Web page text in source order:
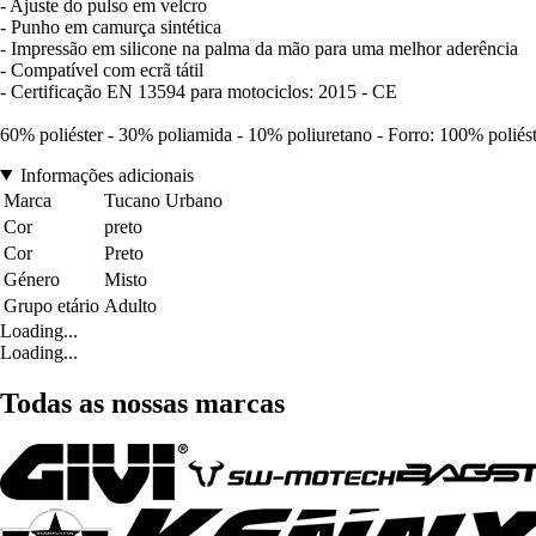
- Ajuste do pulso em velcro
- Punho em camurça sintética
- Impressão em silicone na palma da mão para uma melhor aderência
- Compatível com ecrã tátil
- Certificação EN 13594 para motociclos: 2015 - CE
60% poliéster - 30% poliamida - 10% poliuretano - Forro: 100%
Informações adicionais
Marca
Tucano Urbano
Cor
preto
Cor
Preto
Género
Misto
Grupo etário Adulto
Loading...
Loading...
Todas as nossas marcas